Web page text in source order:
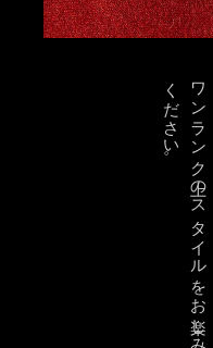
ワ
ン
ラ
ン
ク
上の
ス
タ
イ
ル
を
お
楽し
み
く
だ
さ
い
。